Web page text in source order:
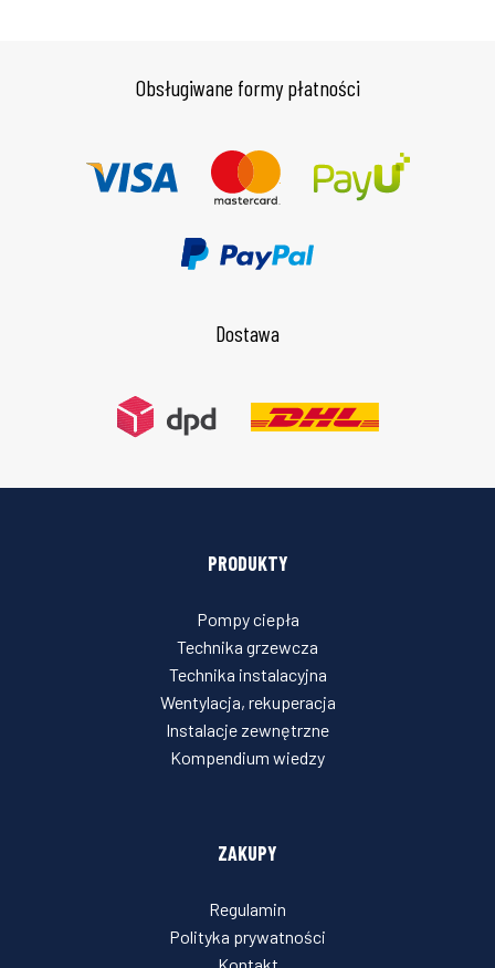
Obsługiwane formy płatności
Dostawa
PRODUKTY
Pompy ciepła
Technika grzewcza
Technika instalacyjna
Wentylacja, rekuperacja
Instalacje zewnętrzne
Kompendium wiedzy
ZAKUPY
Regulamin
Polityka prywatności